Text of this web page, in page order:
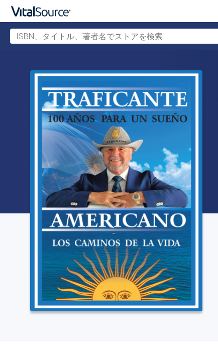
ISBN、タイトル、著者名でストアを検索